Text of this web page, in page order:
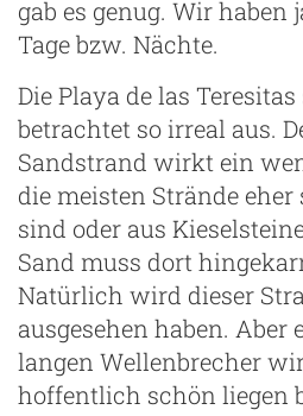
gab es genug. Wir haben
Tage bzw. Nächte.
Die Playa de las
betrachtet so irreal aus.
Sandstrand wirkt ein
die meisten Strände
sind oder aus
Sand muss dort
Natürlich wird dieser
ausgesehen haben. Aber
langen Wellenbrecher
hoffentlich schön liegen